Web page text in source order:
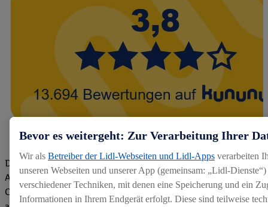
Die Bewertungen von aktuellen und ehemaligen Mitarbeitern,
Azubis und externen Bewerbern haben uns zu einer Top
Company gemacht. Wir freuen uns über unseren guten Score
Bevor es weitergeht: Zur Verarbeitung Ihrer
Wir als Betreiber der Lidl-Webseiten und Lidl-Apps verarbeiten
unseren Webseiten und unserer App (gemeinsam: „Lidl-
verschiedener Techniken, mit denen eine Speicherung und ein
Informationen in Ihrem Endgerät erfolgt. Diese sind teilweise